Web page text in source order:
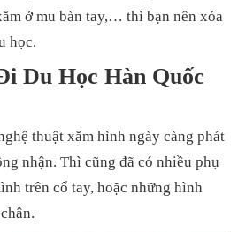
ở mu bàn tay,… thì bạn nên xóa
học.
Du Học Hàn Quốc
thuật xăm hình ngày càng phát
nhận. Thì cũng đã có nhiều phụ
trên cổ tay, hoặc những hình